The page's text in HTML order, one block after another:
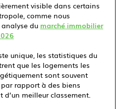
visible dans certains
comme nous
du marché immobilier
unique, les statistiques du
que les logements les
sont souvent
rapport à des biens
meilleur classement.